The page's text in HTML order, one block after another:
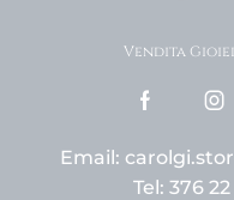
Vendita
Email:
Tel: 376